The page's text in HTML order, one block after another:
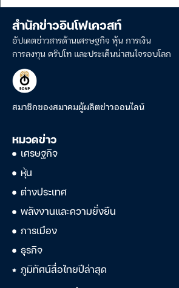
สำนักข่าวอินโฟเควสท์
อัปเดตข่าวสารด้านเศรษฐกิจ หุ้น การเงิน
การลงทุน คริปโท และประเด็นน่าสนใจรอบโลก
สมาชิกของสมาคมผู้ผลิตข่าวออนไลน์
หมวดข่าว
เศรษฐกิจ
หุ้น
ต่างประเทศ
พลังงานและความยั่งยืน
การเมือง
ธุรกิจ
ภูมิทัศน์สื่อไทยปีล่าสุด